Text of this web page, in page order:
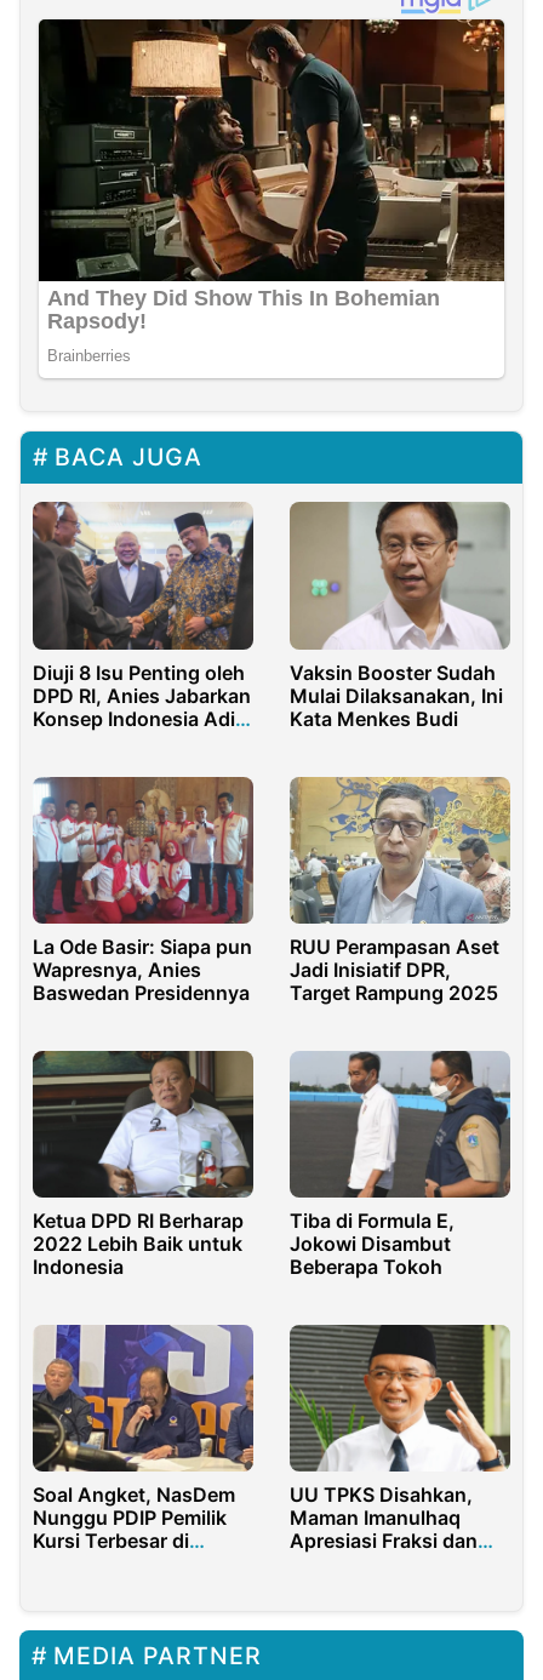
BACA JUGA
Diuji 8 Isu Penting oleh
DPD RI, Anies Jabarkan
Konsep Indonesia Adil
Vaksin Booster Sudah
Mulai Dilaksanakan, Ini
Kata Menkes Budi
La Ode Basir: Siapa pun
Wapresnya, Anies
Baswedan Presidennya
RUU Perampasan Aset
Jadi Inisiatif DPR,
Target Rampung 2025
Ketua DPD RI Berharap
2022 Lebih Baik untuk
Indonesia
Tiba di Formula E,
Jokowi Disambut
Beberapa Tokoh
Soal Angket, NasDem
Nunggu PDIP Pemilik
Kursi Terbesar di
UU TPKS Disahkan,
Maman Imanulhaq
Apresiasi Fraksi dan
MEDIA PARTNER